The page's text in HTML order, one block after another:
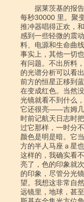
据莱茨基的报告
每秒30000 里。聚
推冲器唱得正欢，
感到一些轻微的震
料、电源和生命曲
事实上，其他一切
有问题。不出所料
的光谱分析可以看
前方的恒星正移到
在变成红色。当然
光镜就看不到什么
它还很亮――吉姆
时前记航天日志时
过它那样，一时分
颜色是明是暗。它
方的半人马座ａ星
这样的，我确实看
亮了，色的印象就
的印象，尽管分光
望。我想这非常自
远镜里，地球，甚